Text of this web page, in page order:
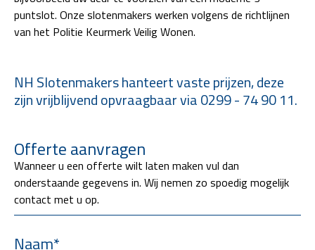
puntslot. Onze slotenmakers werken volgens de richtlijnen
van het Politie Keurmerk Veilig Wonen.
NH Slotenmakers hanteert vaste prijzen, deze
zijn vrijblijvend opvraagbaar via 0299 - 74 90 11.
Offerte aanvragen
Wanneer u een offerte wilt laten maken vul dan
onderstaande gegevens in. Wij nemen zo spoedig mogelijk
contact met u op.
Naam*